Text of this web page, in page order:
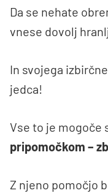
Da se nehate
vnese dovolj
In svojega
jedca!
Vse to je mogoče
pripomočkom –
Z njeno pomočjo